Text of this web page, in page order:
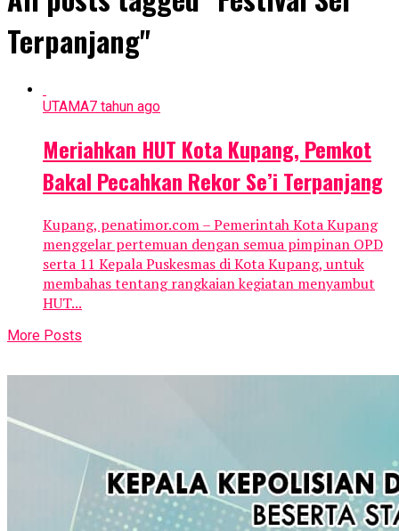
Terpanjang"
UTAMA7 tahun ago
Meriahkan HUT Kota Kupang, Pemkot
Bakal Pecahkan Rekor Se’i Terpanjang
Kupang, penatimor.com – Pemerintah Kota Kupang
menggelar pertemuan dengan semua pimpinan OPD
serta 11 Kepala Puskesmas di Kota Kupang, untuk
membahas tentang rangkaian kegiatan menyambut
HUT...
More Posts